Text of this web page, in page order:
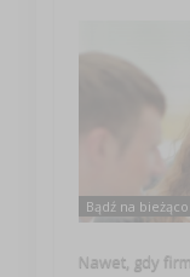
Bądź na bieżąco
Nawet, gdy